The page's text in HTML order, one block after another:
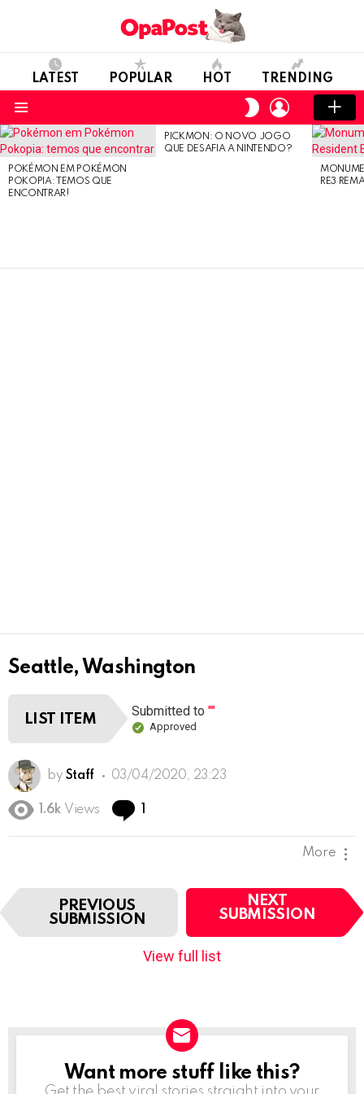
LATEST POPULAR HOT TRENDING
SWITCH
SKIN
LOGIN
LATEST
STORIES
POKÉMON EM POKÉMON
POKOPIA: TEMOS QUE
ENCONTRAR!
PICKMON: O NOVO JOGO
QUE DESAFIA A NINTENDO?
RE3
Seattle, Washington
LIST ITEM Submitted to""
Approved
by Staff 03/04/2020, 23:23
1.6k Views
More
I
e
PREVIOUS
SUBMISSION
NEXT
SUBMISSION
View full list
NEWSLETTER
Want more stuff like this?